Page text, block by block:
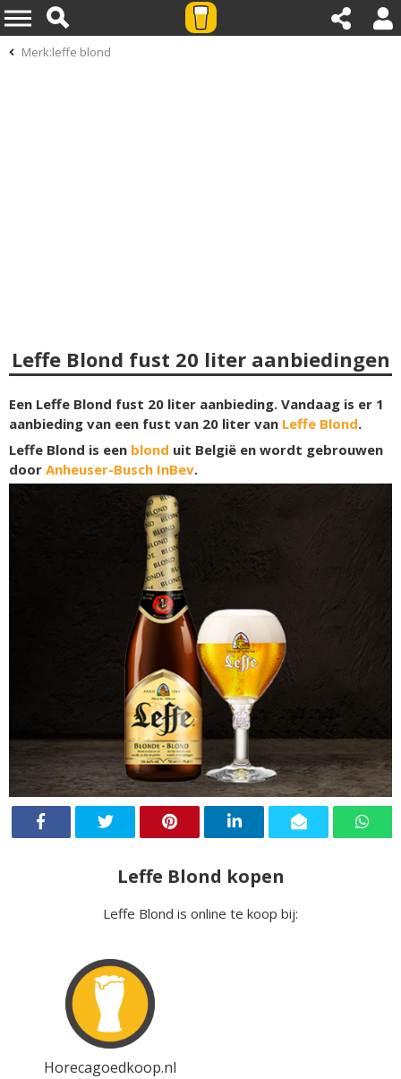
Merk:leffe blond
Leffe Blond fust 20 liter aanbiedingen
Een Leffe Blond fust 20 liter aanbieding. Vandaag is er 1
aanbieding van een fust van 20 liter van Leffe Blond.
Leffe Blond is een blond uit België en wordt gebrouwen
door Anheuser-Busch InBev.
Leffe Blond kopen
Leffe Blond is online te koop bij:
Horecagoedkoop.nl